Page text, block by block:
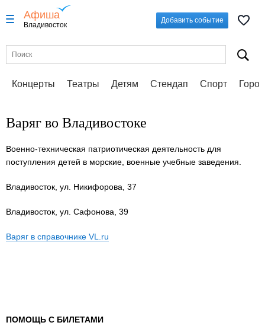
Афиша
Владивосток
Добавить событие
Концерты Театры Детям Стендап Спорт
Варяг во Владивостоке
Военно-техническая патриотическая деятельность для
поступления детей в морские, военные учебные заведения.
Владивосток, ул. Никифорова, 37
Владивосток, ул. Сафонова, 39
Варяг в справочнике VL.ru
ПОМОЩЬ С БИЛЕТАМИ